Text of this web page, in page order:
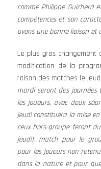
comme Philippe Guicherd
compétences et son
avons une bonne liaison et
Le plus gros changement
modification de la
raison des matches le
mardi seront des journées
les joueurs, avec deux
jeudi constituera la mise
ceux hors-groupe feront
jeudi), match pour le
pour les joueurs non
dans la nature et pour